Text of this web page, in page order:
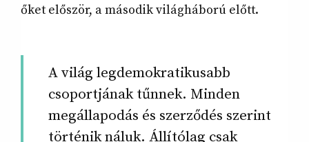
őket először, a második világháború előtt.
A világ legdemokratikusabb
csoportjának tűnnek. Minden
megállapodás és szerződés szerint
történik náluk. Állítólag csak